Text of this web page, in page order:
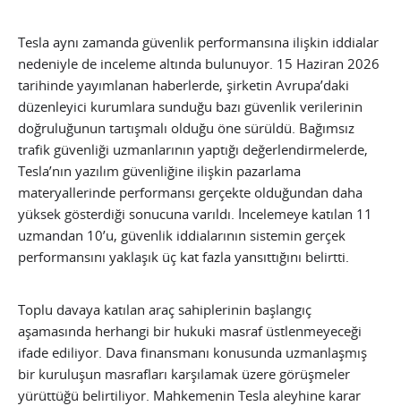
Tesla aynı zamanda güvenlik performansına ilişkin iddialar
nedeniyle de inceleme altında bulunuyor. 15 Haziran 2026
tarihinde yayımlanan haberlerde, şirketin Avrupa’daki
düzenleyici kurumlara sunduğu bazı güvenlik verilerinin
doğruluğunun tartışmalı olduğu öne sürüldü. Bağımsız
trafik güvenliği uzmanlarının yaptığı değerlendirmelerde,
Tesla’nın yazılım güvenliğine ilişkin pazarlama
materyallerinde performansı gerçekte olduğundan daha
yüksek gösterdiği sonucuna varıldı. İncelemeye katılan 11
uzmandan 10’u, güvenlik iddialarının sistemin gerçek
performansını yaklaşık üç kat fazla yansıttığını belirtti.
Toplu davaya katılan araç sahiplerinin başlangıç
aşamasında herhangi bir hukuki masraf üstlenmeyeceği
ifade ediliyor. Dava finansmanı konusunda uzmanlaşmış
bir kuruluşun masrafları karşılamak üzere görüşmeler
yürüttüğü belirtiliyor. Mahkemenin Tesla aleyhine karar